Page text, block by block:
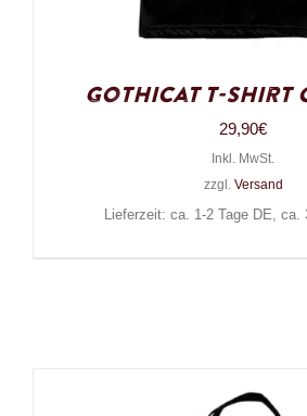
Gothicat T-Shirt
29,90€
Inkl. MwSt.
zzgl. Versand
Lieferzeit: ca. 1-2 Tage DE, ca.